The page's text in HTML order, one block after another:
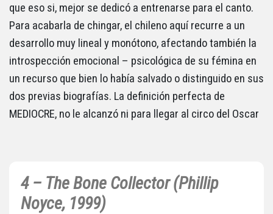
que eso si, mejor se dedicó a entrenarse para el canto.
Para acabarla de chingar, el chileno aquí recurre a un
desarrollo muy lineal y monótono, afectando también la
introspección emocional – psicológica de su fémina en
un recurso que bien lo había salvado o distinguido en sus
dos previas biografías. La definición perfecta de
MEDIOCRE, no le alcanzó ni para llegar al circo del Oscar
4 – The Bone Collector (Phillip
Noyce, 1999)